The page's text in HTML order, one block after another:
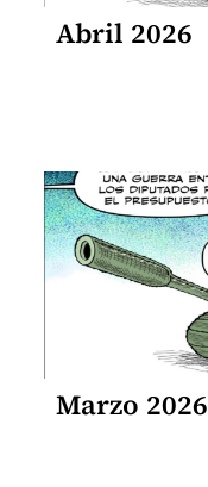
Abril 2026
Marzo 2026